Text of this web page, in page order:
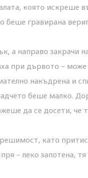
която искреше
беше гравирана
а направо закрачи
при дървото –
накъдрена и
беше малко.
да се досети, че
като
– леко запотена,